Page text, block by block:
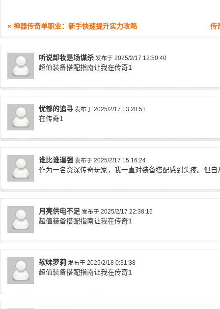
« 神器传奇单职业：新手快速提升实力攻略 传
听说卸妆是场谋杀 发布于 2025/2/17 12:50:40
超值装备搭配指南让我在传奇1
忧郁的追寻 发布于 2025/2/17 13:28:51
在传奇1
谁比谁逞强 发布于 2025/2/17 15:16:24
作为一名资深传奇玩家，我一直对装备搭配感到头疼。但自
月亮供电不足 发布于 2025/2/17 22:38:16
超值装备搭配指南让我在传奇1
软味萝莉 发布于 2025/2/18 0:31:38
超值装备搭配指南让我在传奇1